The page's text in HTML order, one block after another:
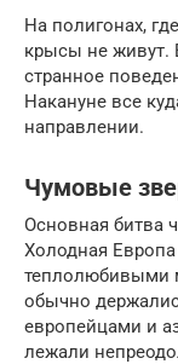
На полигонах,
крысы не живут.
странное
Накануне все
направлении.
Чумовые
Основная битва
Холодная
теплолюбивыми
обычно
европейцами и
лежали